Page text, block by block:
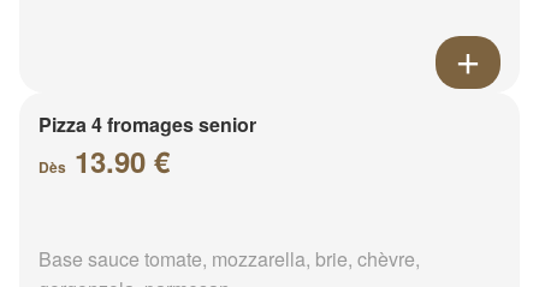
Pizza 4 fromages senior
Dès 13.90 €
Base sauce tomate, mozzarella, brie, chèvre,